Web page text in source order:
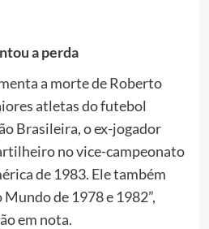
a perda
a morte de Roberto
atletas do futebol
Brasileira, o ex-jogador
no vice-campeonato
de 1983. Ele também
de 1978 e 1982”,
em nota.